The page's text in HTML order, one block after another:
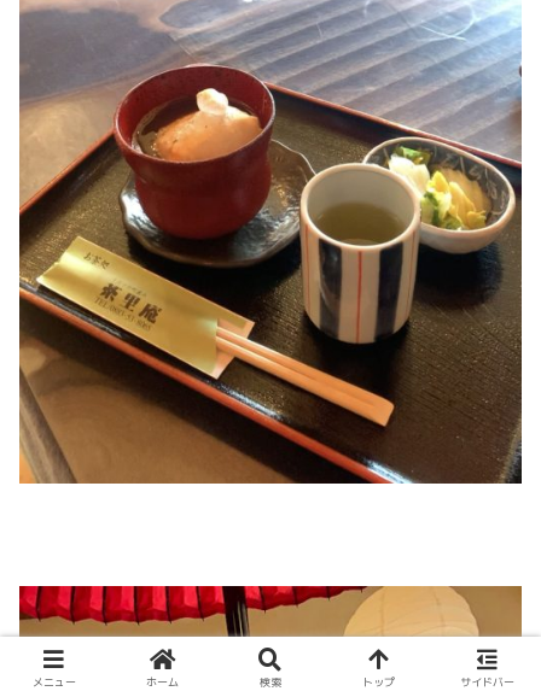
メニュー ホーム 検索 トップ サイドバー